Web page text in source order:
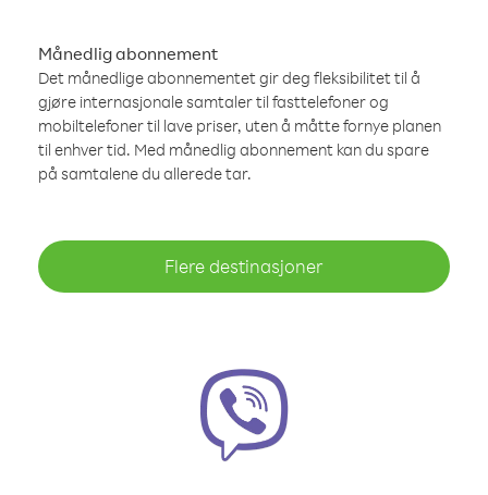
Månedlig abonnement
Det månedlige abonnementet gir deg fleksibilitet til å
gjøre internasjonale samtaler til fasttelefoner og
mobiltelefoner til lave priser, uten å måtte fornye planen
til enhver tid. Med månedlig abonnement kan du spare
på samtalene du allerede tar.
Flere destinasjoner